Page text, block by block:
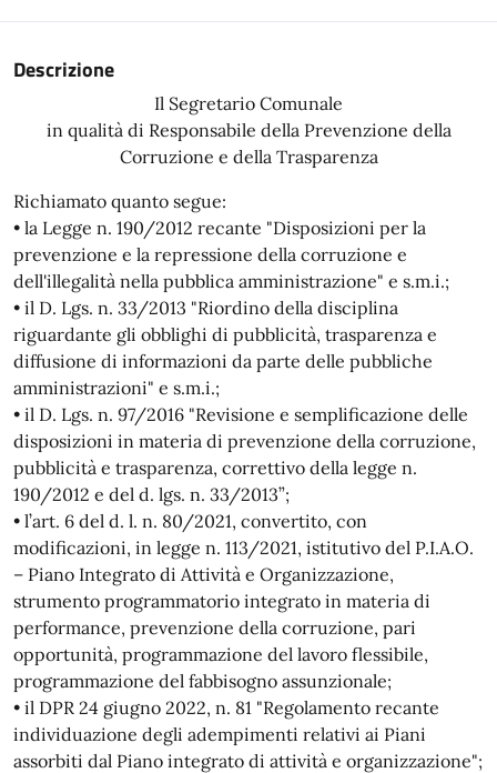
Descrizione
Il Segretario Comunale
in qualità di Responsabile della Prevenzione della
Corruzione e della Trasparenza
Richiamato quanto segue:
• la Legge n. 190/2012 recante "Disposizioni per la
prevenzione e la repressione della corruzione e
dell'illegalità nella pubblica amministrazione" e s.m.i.;
• il D. Lgs. n. 33/2013 "Riordino della disciplina
riguardante gli obblighi di pubblicità, trasparenza e
diffusione di informazioni da parte delle pubbliche
amministrazioni" e s.m.i.;
• il D. Lgs. n. 97/2016 "Revisione e semplificazione delle
disposizioni in materia di prevenzione della corruzione,
pubblicità e trasparenza, correttivo della legge n.
190/2012 e del d. lgs. n. 33/2013”;
• l’art. 6 del d. l. n. 80/2021, convertito, con
modificazioni, in legge n. 113/2021, istitutivo del P.I.A.O.
– Piano Integrato di Attività e Organizzazione,
strumento programmatorio integrato in materia di
performance, prevenzione della corruzione, pari
opportunità, programmazione del lavoro flessibile,
programmazione del fabbisogno assunzionale;
• il DPR 24 giugno 2022, n. 81 "Regolamento recante
individuazione degli adempimenti relativi ai Piani
assorbiti dal Piano integrato di attività e organizzazione";